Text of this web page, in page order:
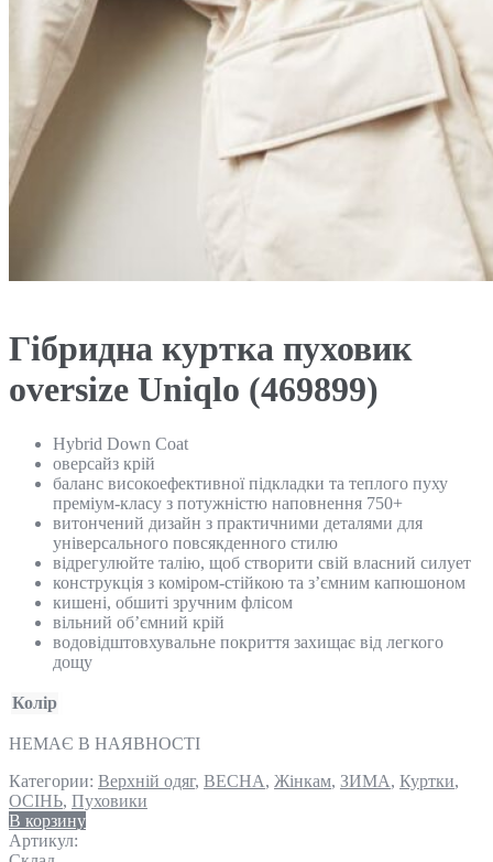
Гібридна куртка пуховик
oversize Uniqlo (469899)
Hybrid Down Coat
оверсайз крій
баланс високоефективної підкладки та теплого пуху
преміум-класу з потужністю наповнення 750+
витончений дизайн з практичними деталями для
універсального повсякденного стилю
відрегулюйте талію, щоб створити свій власний силует
конструкція з коміром-стійкою та з’ємним капюшоном
кишені, обшиті зручним флісом
вільний об’ємний крій
водовідштовхувальне покриття захищає від легкого
дощу
Колір
НЕМАЄ В НАЯВНОСТІ
Категории: Верхній одяг, ВЕСНА, Жінкам, ЗИМА, Куртки,
ОСІНЬ, Пуховики
В корзину
Артикул: